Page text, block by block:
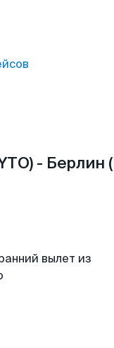
- Берлин
вылет из